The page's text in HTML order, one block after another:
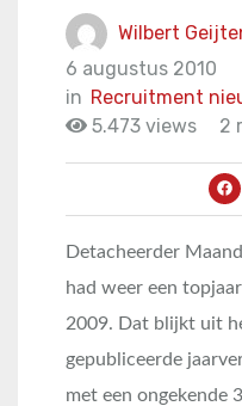
Wilbert
6 augustus 2010
in Recruitment
5.473 views
2
Detacheerder
had weer een
2009. Dat blijkt uit
gepubliceerde
met een ongekende